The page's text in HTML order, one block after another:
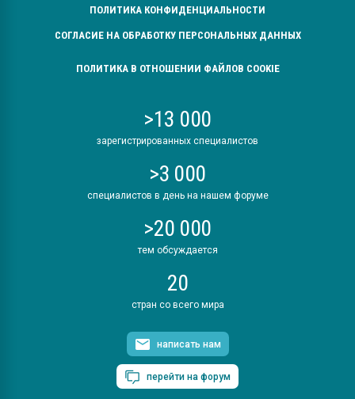
ПОЛИТИКА КОНФИДЕНЦИАЛЬНОСТИ
СОГЛАСИЕ НА ОБРАБОТКУ ПЕРСОНАЛЬНЫХ ДАННЫХ
ПОЛИТИКА В ОТНОШЕНИИ ФАЙЛОВ COOKIE
>13 000
зарегистрированных специалистов
>3 000
специалистов в день на нашем форуме
>20 000
тем обсуждается
20
стран со всего мира
написать нам
перейти на форум